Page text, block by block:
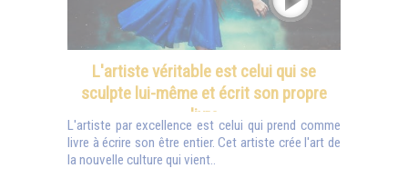
L'artiste véritable est celui qui se
sculpte lui-même et écrit son propre
livre
L'artiste par excellence est celui qui prend comme
livre à écrire son être entier. Cet artiste crée l'art de
la nouvelle culture qui vient..